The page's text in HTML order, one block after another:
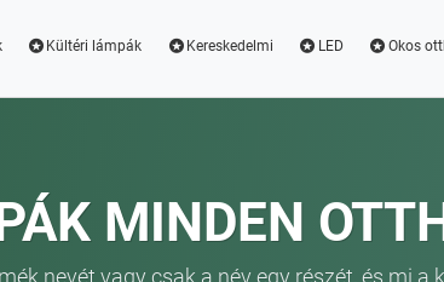
Kültéri lámpák Kereskedelmi LED Okos
MINDEN
nevét vagy csak a név egy részét, és mi a